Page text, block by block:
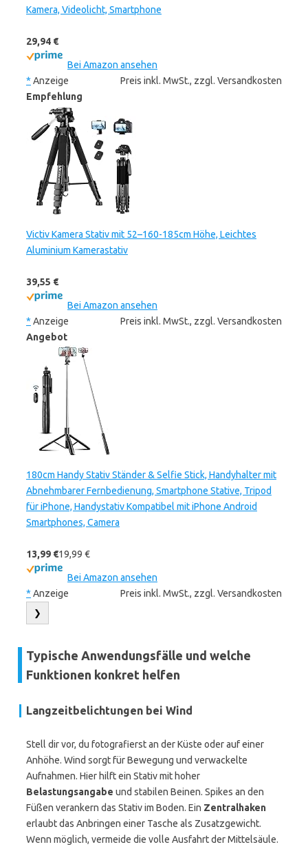
Kamera, Videolicht, Smartphone
29,94 €
Bei Amazon ansehen
* Anzeige
Preis inkl. MwSt., zzgl. Versandkosten
Empfehlung
Victiv Kamera Stativ mit 52–160-185cm Höhe, Leichtes
Aluminium Kamerastativ
39,55 €
Bei Amazon ansehen
* Anzeige
Preis inkl. MwSt., zzgl. Versandkosten
Angebot
180cm Handy Stativ Ständer & Selfie Stick, Handyhalter mit
Abnehmbarer Fernbedienung, Smartphone Stative, Tripod
für iPhone, Handystativ Kompatibel mit iPhone Android
Smartphones, Camera
13,99 €19,99 €
Bei Amazon ansehen
* Anzeige Preis inkl. MwSt., zzgl. Versandkosten
❯
Typische Anwendungsfälle und welche
Funktionen konkret helfen
Langzeitbelichtungen bei Wind
Stell dir vor, du fotografierst an der Küste oder auf einer
Anhöhe. Wind sorgt für Bewegung und verwackelte
Aufnahmen. Hier hilft ein Stativ mit hoher
Belastungsangabe und stabilen Beinen. Spikes an den
Füßen verankern das Stativ im Boden. Ein Zentralhaken
erlaubt das Anbringen einer Tasche als Zusatzgewicht.
Wenn möglich, vermeide die volle Ausfahrt der Mittelsäule.